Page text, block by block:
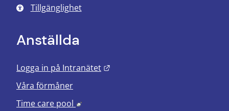
Tillgänglighet
Anställda
Logga in på Intranätet
Våra förmåner
Time care pool
Länk till annan webbplats, öppnas i